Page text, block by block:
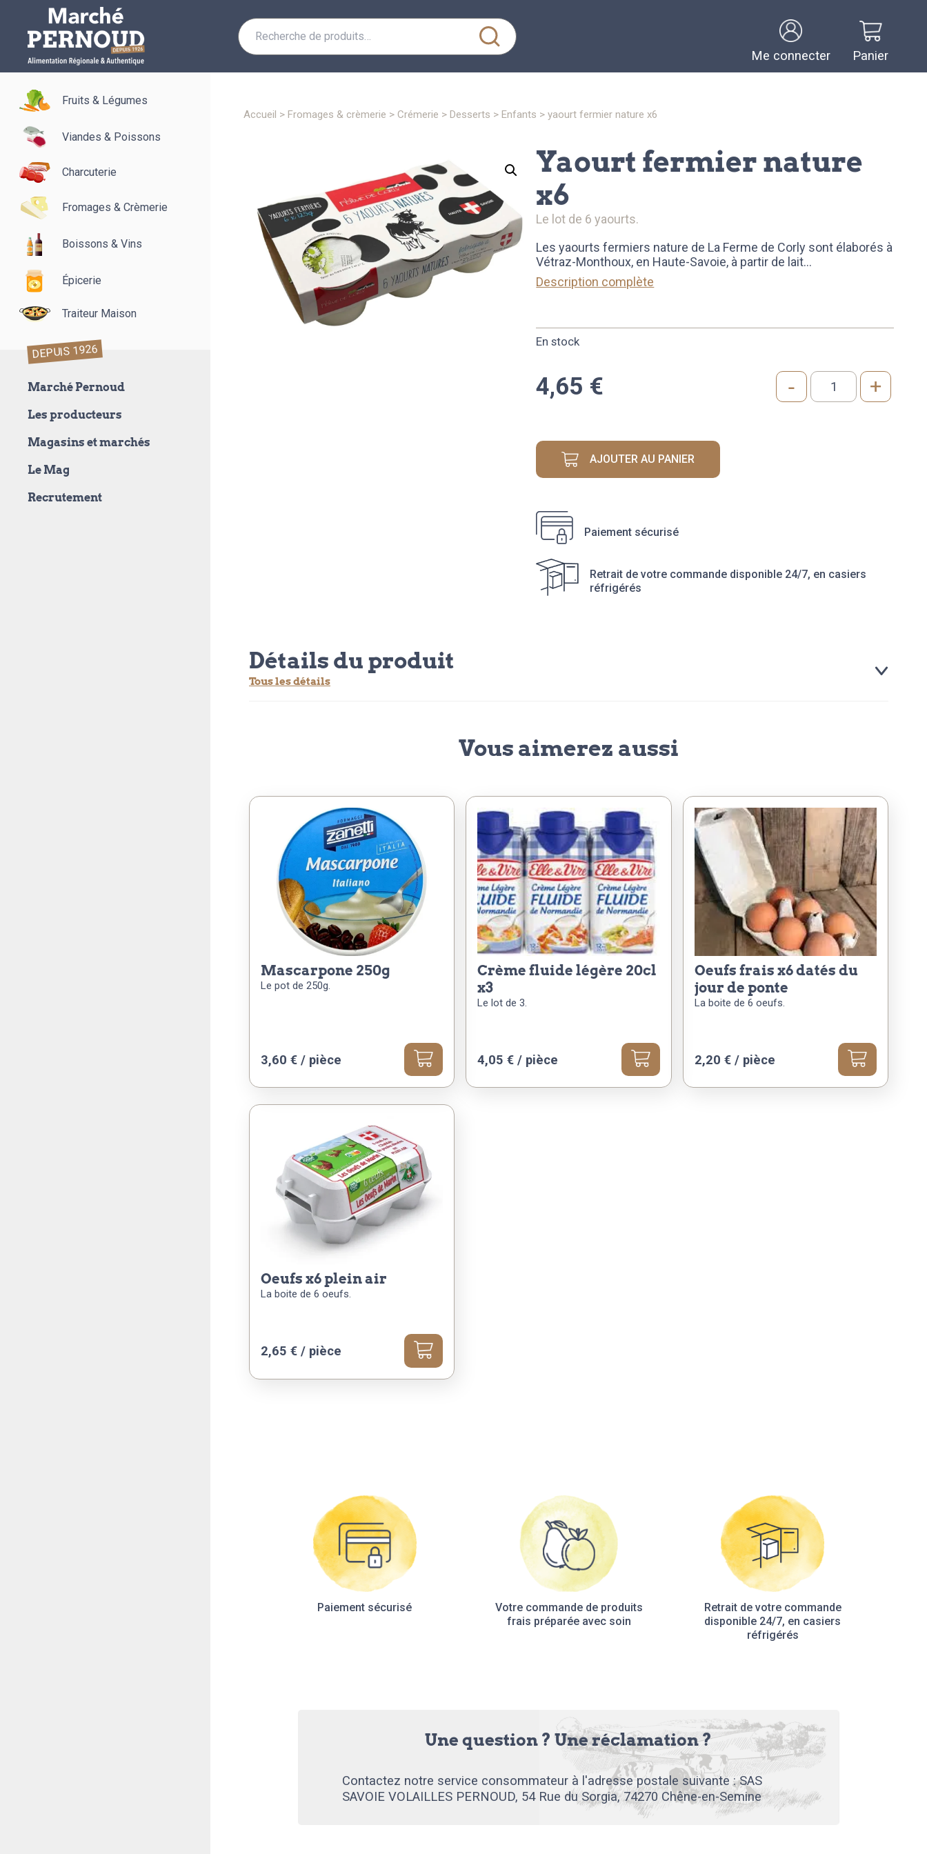
Me connecter Panier
Recherche
pour :
Fruits & Légumes
Viandes & Poissons
Charcuterie
Fromages & Crèmerie
Boissons & Vins
Épicerie
Traiteur Maison
DEPUIS 1926
Marché Pernoud
Les producteurs
Magasins et marchés
Le Mag
Recrutement
accueil > fromages & crèmerie > crémerie > desserts > enfants > yaourt fermier nature x6
yaourt fermier nature
x6
le lot de 6 yaourts.
Les yaourts fermiers nature de La Ferme de Corly sont élaborés à
Vétraz-Monthoux, en Haute-Savoie, à partir de lait...
Description complète
En stock
4,65 €
quantité
- +
AJOUTER AU PANIER
Paiement sécurisé
Retrait de votre commande disponible 24/7, en casiers
réfrigérés
Détails du produit
Tous les détails
Vous aimerez aussi
mascarpone 250g
Le pot de 250g.
3,60 € / pièce
crème fluide légère 20cl
x3
Le lot de 3.
4,05€ / pièce
oeufs frais x6 datés du
jour de ponte
La boite de 6 oeufs.
2,20 €/ pièce
oeufs x6 plein air
La boite de 6 oeufs.
2,65 € / pièce
Paiement sécurisé
Votre commande de produits
frais préparée avec soin
Retrait de votre commande
disponible 24/7, en casiers
réfrigérés
Une question ? Une réclamation ?
Contactez notre service consommateur à l'adresse postale suivante : SAS
SAVOIE VOLAILLES PERNOUD, 54 Rue du Sorgia, 74270 Chêne-en-Semine